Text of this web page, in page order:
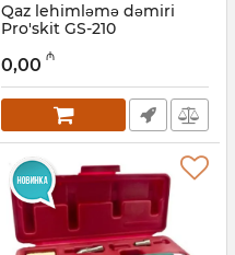
Qaz lehimləmə dəmiri
Pro'skit GS-210
027001067
0,00 ₼